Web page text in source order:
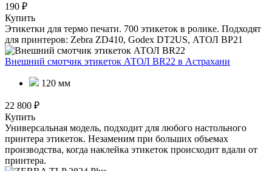
190 ₽
Купить
Этикетки для термо печати. 700 этикеток в ролике. Подходят
для принтеров: Zebra ZD410, Godex DT2US, АТОЛ BP21
Внешний смотчик этикеток АТОЛ BR22 в Астрахани
120 мм
22 800 ₽
Купить
Универсальная модель, подходит для любого настольного
принтера этикеток. Незаменим при больших объемах
производства, когда наклейка этикеток происходит вдали от
принтера.